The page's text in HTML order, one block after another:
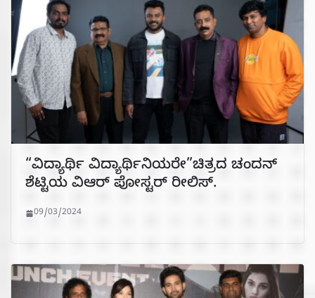
“ವಿದ್ಯಾರ್ಥಿ ವಿದ್ಯಾರ್ಥಿನಿಯರೇ”ಚಿತ್ರದ ಚಂದನ್
ಶೆಟ್ಟಿಯ ವಿಆರ್ ಪೋಸ್ಟರ್ ರೀಲಿಸ್.
09/03/2024